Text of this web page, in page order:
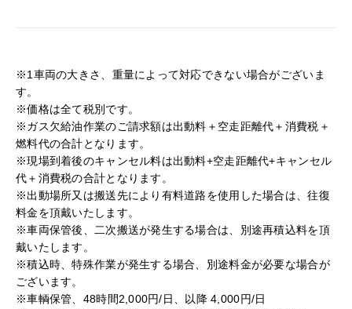
※1車両の大きさ、重量によって対応できない場合がございま
す。
※価格は全て税別です。
※ガス欠給油作業のご請求額は出動料＋空走距離代＋消費税＋
燃料代の合計となります。
※現場到着後のキャンセル料は出動料+空走距離代+キャンセル
代＋消費税の合計となります。
※出動場所又は搬送先により有料道路を使用した場合は、往復
料金を頂戴いたします。
※車両保管後、二次搬送が発生する場合は、別途再積込料を頂
戴いたします。
※積込時、特殊作業が発生する場合、別途料金が必要な場合が
ございます。
※車輌保管、48時間2,000円/日、以降 4,000円/日